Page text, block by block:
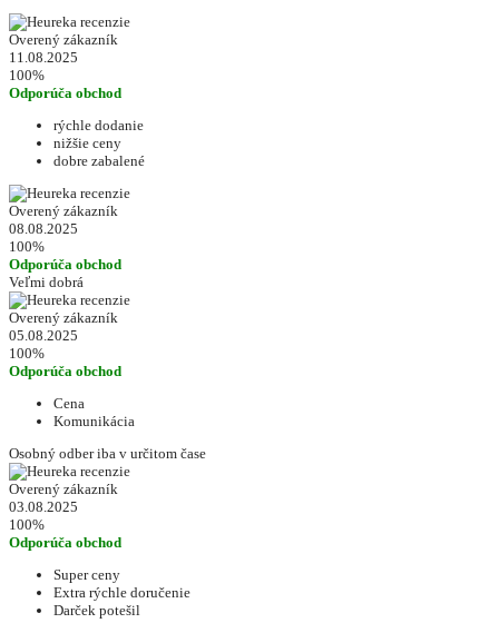
Overený zákazník
11.08.2025
100%
Odporúča obchod
rýchle dodanie
nižšie ceny
dobre zabalené
Overený zákazník
08.08.2025
100%
Odporúča obchod
Veľmi dobrá
Overený zákazník
05.08.2025
100%
Odporúča obchod
Cena
Komunikácia
Osobný odber iba v určitom čase
Overený zákazník
03.08.2025
100%
Odporúča obchod
Super ceny
Extra rýchle doručenie
Darček potešil